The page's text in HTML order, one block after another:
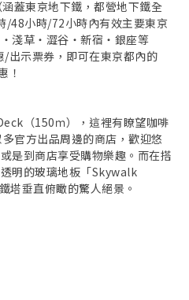
蓋東京地下鐵，都營地下鐵全
/48小時/72小時內有效主要東京
淺草・澀谷・新宿・銀座等
出示票券，即可在東京都內的
！
（150ｍ），這裡有瞭望咖啡
官方出品周邊的商店，歡迎悠
是到商店享受購物樂趣。而在搭
明的玻璃地板「Skywalk
塔垂直俯瞰的驚人絕景。